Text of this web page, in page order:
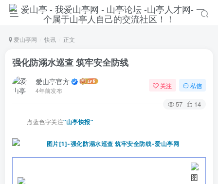
爱山亭网 快讯 正文
强化防溺水巡查 筑牢安全防线
爱山亭官方
4年前发布
关注 私信
57 14
点蓝色字关注“山亭快报”